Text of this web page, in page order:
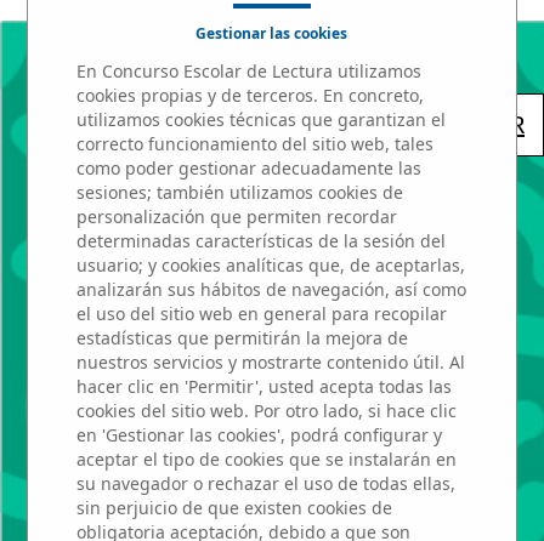
« VOLVER
CARDENAL
CISNEROS
Aitor Checa
Hidalgo
Gestionar las cookies
En Concurso Escolar de Lectura utilizamos
cookies propias y de terceros. En concreto,
utilizamos cookies técnicas que garantizan el
correcto funcionamiento del sitio web, tales
como poder gestionar adecuadamente las
sesiones; también utilizamos cookies de
personalización que permiten recordar
determinadas características de la sesión del
usuario; y cookies analíticas que, de aceptarlas,
analizarán sus hábitos de navegación, así como
el uso del sitio web en general para recopilar
estadísticas que permitirán la mejora de
nuestros servicios y mostrarte contenido útil. Al
hacer clic en 'Permitir', usted acepta todas las
cookies del sitio web. Por otro lado, si hace clic
en 'Gestionar las cookies', podrá configurar y
aceptar el tipo de cookies que se instalarán en
su navegador o rechazar el uso de todas ellas,
sin perjuicio de que existen cookies de
obligatoria aceptación, debido a que son